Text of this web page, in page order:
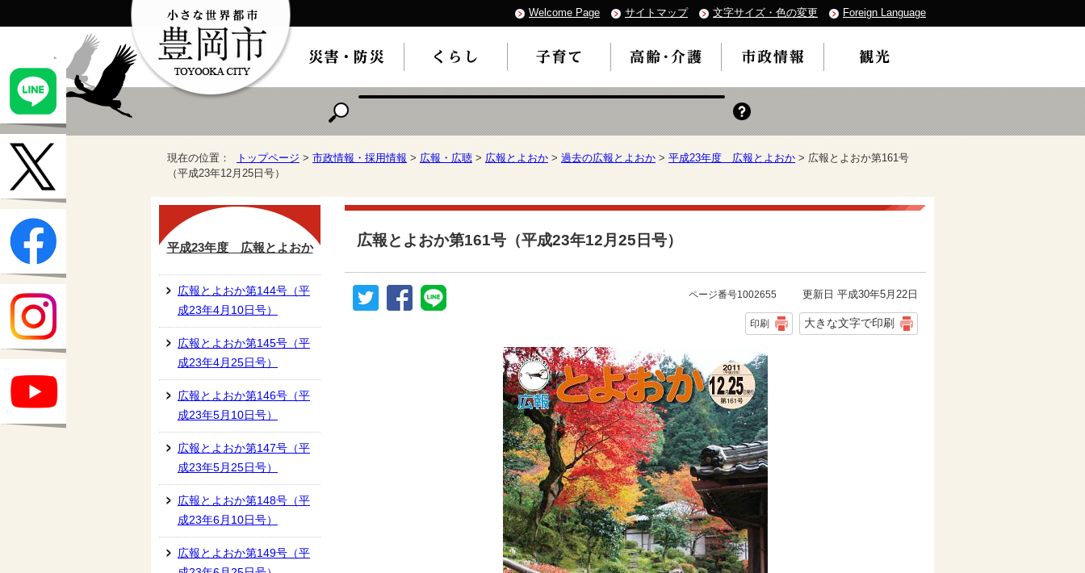
Welcome Page サイトマップ 文字サイズ・色の変更 Foreign Language
現在の位置： トップページ > 市政情報・採用情報 > 広報・広聴 > 広報とよおか > 過去の広報とよおか > 平成23年度 広報とよおか > 広報とよおか第161号
（平成23年12月25日号）
広報とよおか第161号（平成23年12月25日号）
ページ番号1002655 更新日 平成30年5月22日
印刷 大きな文字で印刷
平成23年度 広報とよおか
広報とよおか第144号（平
成23年4月10日号）
広報とよおか第145号（平
成23年4月25日号）
広報とよおか第146号（平
成23年5月10日号）
広報とよおか第147号（平
成23年5月25日号）
広報とよおか第148号（平
成23年6月10日号）
広報とよおか第149号（平